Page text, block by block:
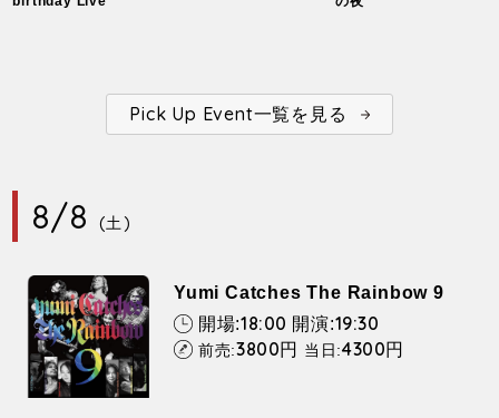
Pick Up Event一覧を見る
8/8 (土)
Yumi Catches The Rainbow 9
開場:18:00 開演:19:30
前売:3800円 当日:4300円